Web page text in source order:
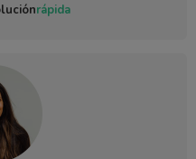
rápida